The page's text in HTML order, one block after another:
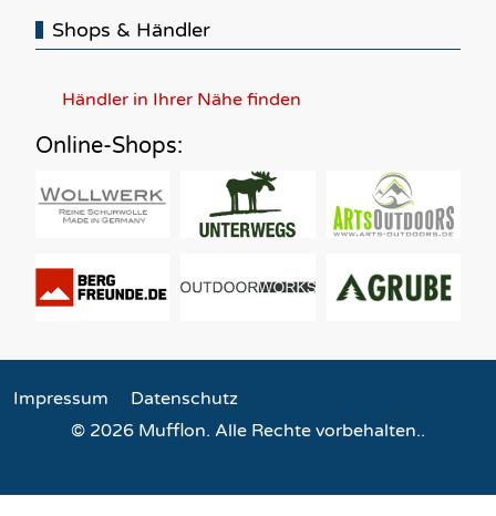
Shops & Händler
Händler in Ihrer Nähe finden
Online-Shops:
Impressum
Datenschutz
© 2026 Mufflon. Alle Rechte vorbehalten..